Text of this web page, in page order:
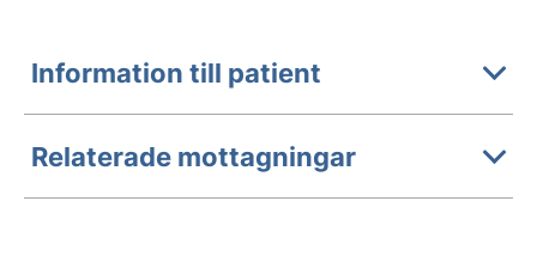
Information till patient
Relaterade mottagningar